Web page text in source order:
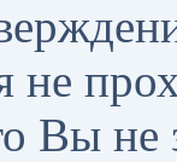
не
Вы не